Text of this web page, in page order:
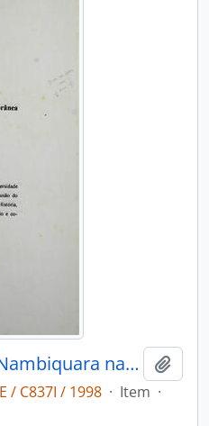
Irmãos do chão: os Nambiquara na etnohistória contemporanea (1900-1997)
/ C837I / 1998 · Item ·